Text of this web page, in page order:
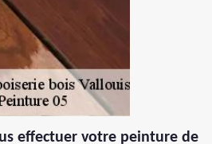
effectuer votre peinture de